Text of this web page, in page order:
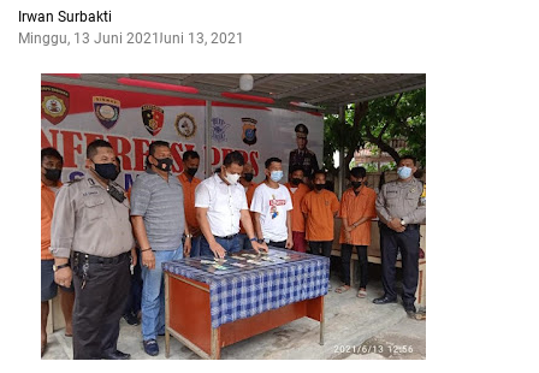
Irwan Surbakti
Minggu, 13 Juni 2021 Juni 13, 2021